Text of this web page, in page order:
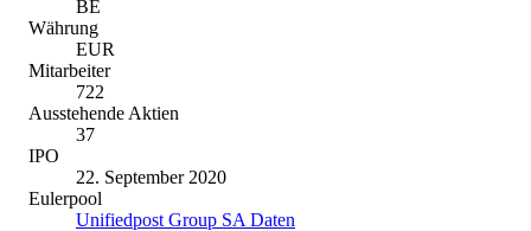
BE
Währung
EUR
Mitarbeiter
722
Ausstehende Aktien
37
IPO
22. September 2020
Eulerpool
Unifiedpost Group SA Daten